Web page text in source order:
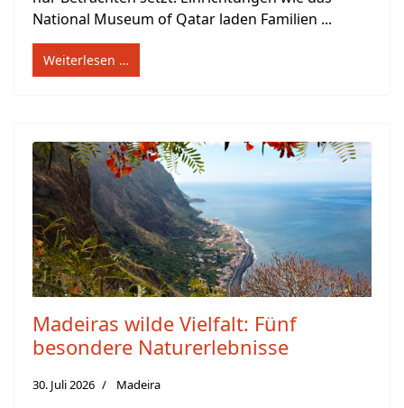
National Museum of Qatar laden Familien ...
Weiterlesen …
Madeiras wilde Vielfalt: Fünf
besondere Naturerlebnisse
30. Juli 2026 Madeira